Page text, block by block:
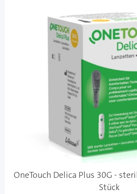
OneTouch Delica Plus 30G -
Stück